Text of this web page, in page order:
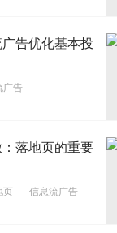
告优化基本投
广告
落地页的重要
页
信息流广告